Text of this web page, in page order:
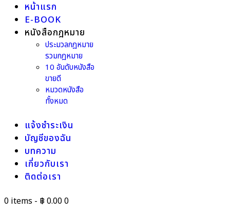
หน้าแรก
E-BOOK
หนังสือกฎหมาย
ประมวลกฎหมาย
รวมกฎหมาย
10 อันดับหนังสือ
ขายดี
หมวดหนังสือ
ทั้งหมด
แจ้งชำระเงิน
บัญชีของฉัน
บทความ
เกี่ยวกับเรา
ติดต่อเรา
0 items - ฿ 0.000